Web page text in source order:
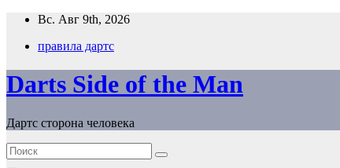
Перейти
содержимому
Вс. Авг 9th, 2026
правила дартс
Darts Side of the Man
Дартс сторона человека